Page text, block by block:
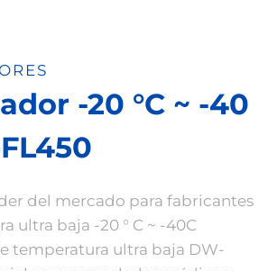
-20 °C ~ -40
del mercado para fabricantes
ultra baja -20 ° C ~ -40C
temperatura ultra baja DW-